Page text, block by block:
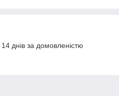
днів за домовленістю